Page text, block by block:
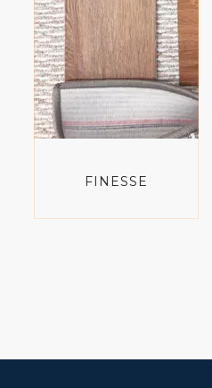
FINESSE